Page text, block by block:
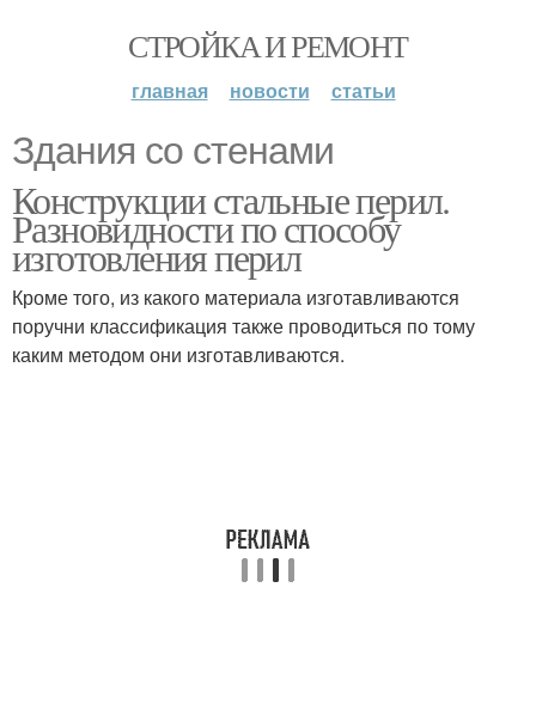
СТРОЙКА И РЕМОНТ
главная новости статьи
Здания со стенами
Конструкции стальные перил.
Разновидности по способу
изготовления перил
Кроме того, из какого материала изготавливаются
поручни классификация также проводиться по тому
каким методом они изготавливаются.